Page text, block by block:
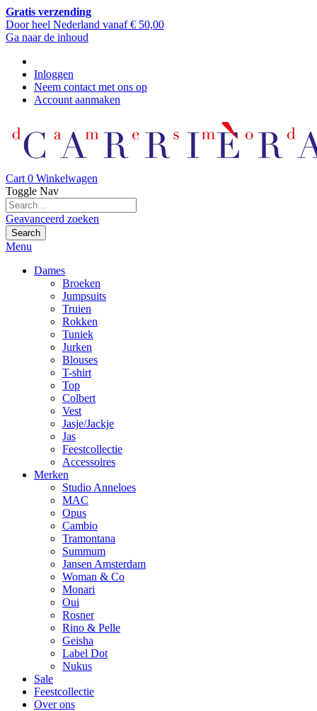
Gratis verzending
Door heel Nederland vanaf € 50,00
Ga naar de inhoud
Inloggen
Neem contact met ons op
Account aanmaken
Cart 0 Winkelwagen
Toggle Nav
Geavanceerd zoeken
Search
Menu
Dames
Broeken
Jumpsuits
Truien
Rokken
Tuniek
Jurken
Blouses
T-shirt
Top
Colbert
Vest
Jasje/Jackje
Jas
Feestcollectie
Accessoires
Merken
Studio Anneloes
MAC
Opus
Cambio
Tramontana
Summum
Jansen Amsterdam
Woman & Co
Monari
Oui
Rosner
Rino & Pelle
Geisha
Label Dot
Nukus
Sale
Feestcollectie
Over ons